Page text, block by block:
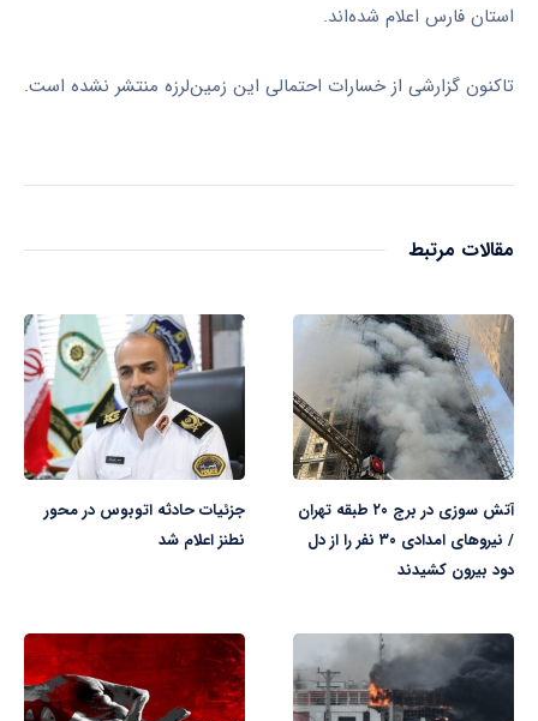
استان فارس اعلام شده‌اند.
تاکنون گزارشی از خسارات احتمالی این زمین‌لرزه منتشر نشده است.
مقالات مرتبط
آتش سوزی در برج ۲۰ طبقه تهران
/ نیرو‌های امدادی ۳۰ نفر را از دل
دود بیرون کشیدند
جزئیات حادثه اتوبوس در محور
نطنز اعلام شد